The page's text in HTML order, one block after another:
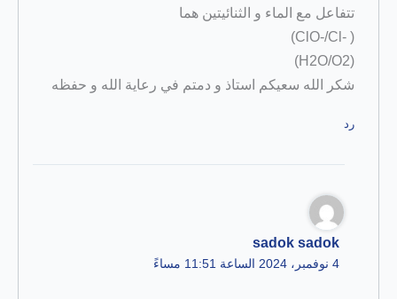
تتفاعل مع الماء و الثنائيتين هما
( -ClO-/Cl)
(H2O/O2)
شكر الله سعيكم استاذ و دمتم في رعاية الله و حفظه
رد
sadok sadok
4 نوفمبر، 2024 الساعة 11:51 مساءً